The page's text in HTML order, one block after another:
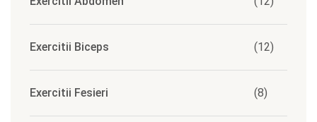
Exercitii Biceps (12)
Exercitii Fesieri (8)